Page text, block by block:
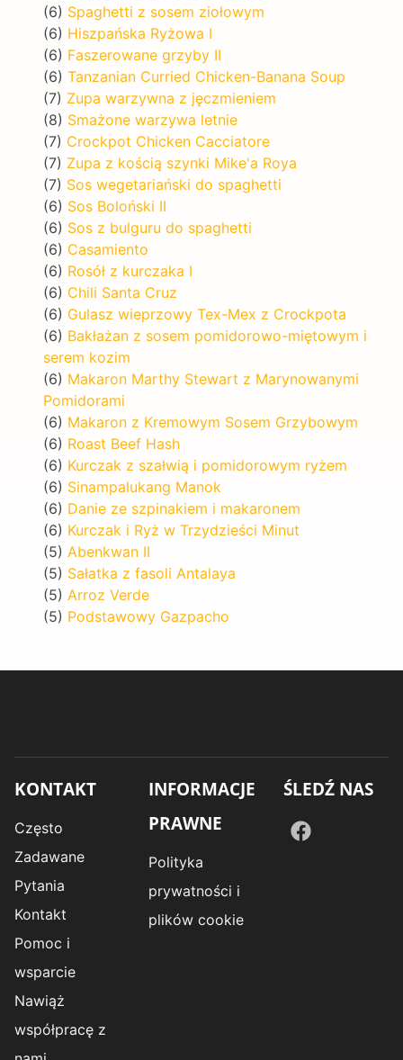
(6) Spaghetti z sosem ziołowym
(6) Hiszpańska Ryżowa I
(6) Faszerowane grzyby II
(6) Tanzanian Curried Chicken-Banana Soup
(7) Zupa warzywna z jęczmieniem
(8) Smażone warzywa letnie
(7) Crockpot Chicken Cacciatore
(7) Zupa z kością szynki Mike'a Roya
(7) Sos wegetariański do spaghetti
(6) Sos Boloński II
(6) Sos z bulguru do spaghetti
(6) Casamiento
(6) Rosół z kurczaka I
(6) Chili Santa Cruz
(6) Gulasz wieprzowy Tex-Mex z Crockpota
(6) Bakłażan z sosem pomidorowo-miętowym i
serem kozim
(6) Makaron Marthy Stewart z Marynowanymi
Pomidorami
(6) Makaron z Kremowym Sosem Grzybowym
(6) Roast Beef Hash
(6) Kurczak z szałwią i pomidorowym ryżem
(6) Sinampalukang Manok
(6) Danie ze szpinakiem i makaronem
(6) Kurczak i Ryż w Trzydzieści Minut
(5) Abenkwan II
(5) Sałatka z fasoli Antalaya
(5) Arroz Verde
(5) Podstawowy Gazpacho
KONTAKT
Często
Zadawane
Pytania
Kontakt
Pomoc i
wsparcie
Nawiąż
współpracę z
INFORMACJE
PRAWNE
Polityka
prywatności i
plików cookie
ŚLEDŹ NAS